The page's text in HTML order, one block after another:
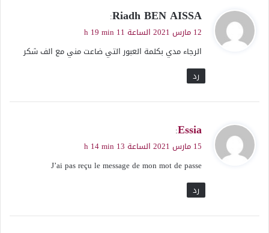
ي
ق
ل
Riadh BEN AISSA
:
12 مارس 2021 الساعة 11 h 19 min
الرجاء مدي بكلمة العبور التي ضاعت مني مع الف شكر
رد
ي
ق
ل
Essia
:
15 مارس 2021 الساعة 13 h 14 min
J’ai pas reçu le message de mon mot de passe
رد